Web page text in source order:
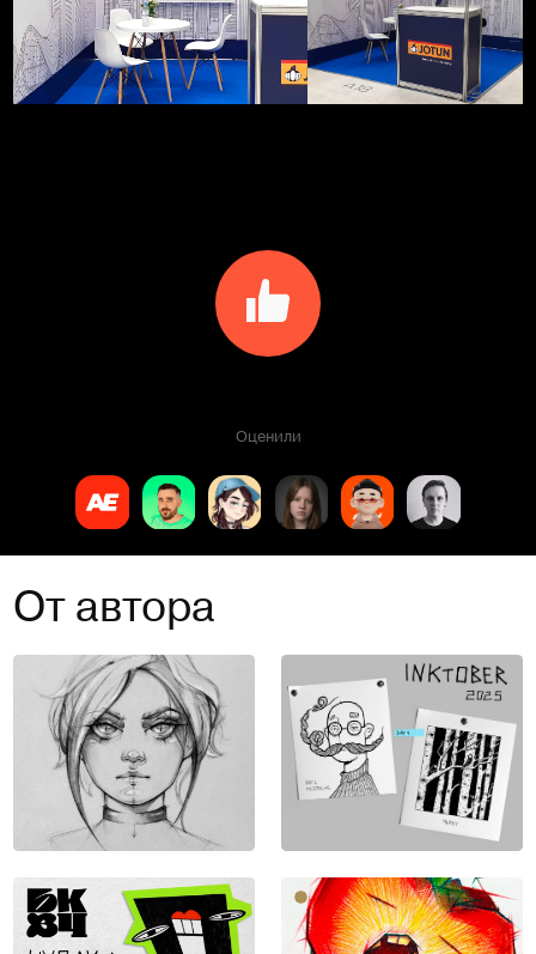
Оценили
От автора